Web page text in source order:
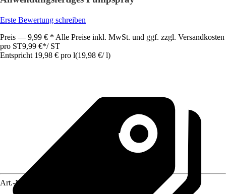
Erste Bewertung schreiben
Preis — 9,99 € * Alle Preise inkl. MwSt. und ggf. zzgl. Versandkosten
pro ST9,99 €*/ ST
Entspricht 19,98 € pro l(19,98 €/ l)
Art.-Nr.